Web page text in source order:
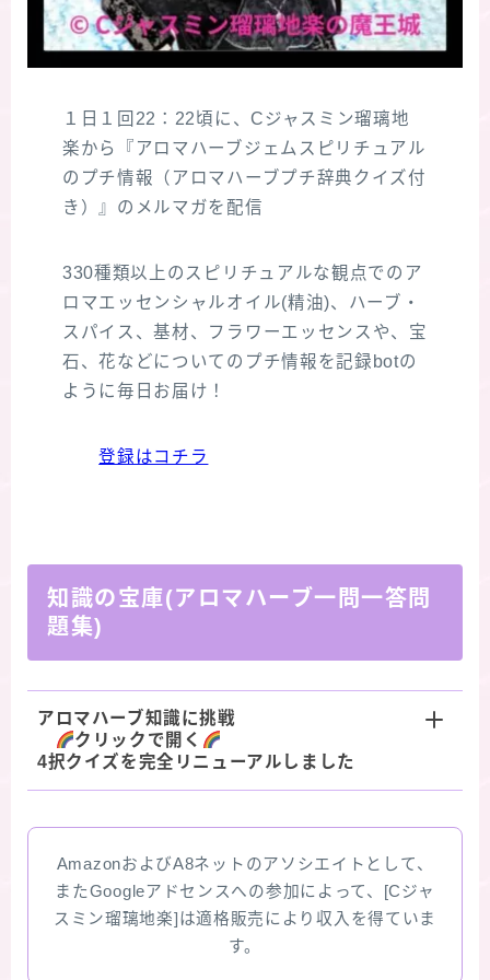
１日１回22：22頃に、Cジャスミン瑠璃地
楽から『アロマハーブジェムスピリチュアル
のプチ情報（アロマハーブプチ辞典クイズ付
き）』のメルマガを配信
330種類以上のスピリチュアルな観点でのア
ロマエッセンシャルオイル(精油)、ハーブ・
スパイス、基材、フラワーエッセンスや、宝
石、花などについてのプチ情報を記録botの
ように毎日お届け！
登録はコチラ
知識の宝庫(アロマハーブ一問一答問
題集)
アロマハーブ知識に挑戦
クリックで開く
4択クイズを完全リニューアルしました
AmazonおよびA8ネットのアソシエイトとして、
またGoogleアドセンスへの参加によって、[Cジャ
スミン瑠璃地楽]は適格販売により収入を得ていま
す。